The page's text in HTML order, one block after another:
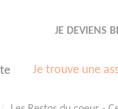
JE DEVIENS
Je trouve une